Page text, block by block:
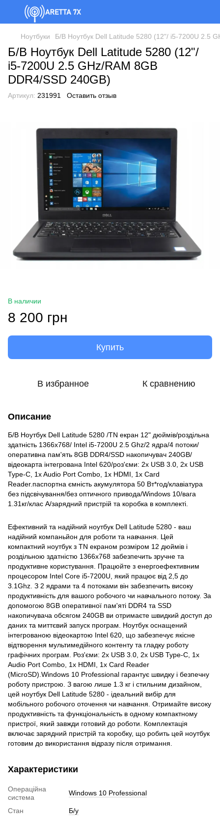
Ноутбуки Б/В Ноутбук Dell Latitude 5280 (12"/ i5-7200U 2.5
Б/В Ноутбук Dell Latitude 5280 (12"/
i5-7200U 2.5 GHz/RAM 8GB
DDR4/SSD 240GB)
Артикул: 231991 Оставить отзыв
В наличии
8 200 грн
Купить
В избранное К сравнению
Описание
Б/В Ноутбук Dell Latitude 5280 /TN екран 12" дюймів/роздільна
здатність 1366x768/ Intel i5-7200U 2.5 Ghz/2 ядра/4 потоки/
оперативна пам'ять 8GB DDR4/SSD накопичувач 240GB/
відеокарта інтегрована Intel 620/роз'єми: 2x USB 3.0, 2x USB
Type-C, 1x Audio Port Combo, 1x HDMI, 1x Card
Reader.паспортна ємність акумулятора 50 Вт*год/клавіатура
без підсвічування/без оптичного привода/Windows 10/вага
1.31кг/клас A/зарядний пристрій та коробка в комплекті.
Ефективний та надійний ноутбук Dell Latitude 5280 - ваш
надійний компаньйон для роботи та навчання. Цей
компактний ноутбук з TN екраном розміром 12 дюймів і
роздільною здатністю 1366x768 забезпечить зручне та
продуктивне користування. Працюйте з енергоефективним
процесором Intel Core i5-7200U, який працює від 2,5 до
3.1Ghz. З 2 ядрами та 4 потоками він забезпечить високу
продуктивність для вашого робочого чи навчального потоку. За
допомогою 8GB оперативної пам'яті DDR4 та SSD
накопичувача обсягом 240GB ви отримаєте швидкий доступ до
даних та миттєвий запуск програм. Ноутбук оснащений
інтегрованою відеокартою Intel 620, що забезпечує якісне
відтворення мультимедійного контенту та гладку роботу
графічних програм. Роз'єми: 2x USB 3.0, 2x USB Type-C, 1x
Audio Port Combo, 1x HDMI, 1x Card Reader
(MicroSD).Windows 10 Professional гарантує швидку і безпечну
роботу пристрою. З вагою лише 1.3 кг і стильним дизайном,
цей ноутбук Dell Latitude 5280 - ідеальний вибір для
мобільного робочого оточення чи навчання. Отримайте високу
продуктивність та функціональність в одному компактному
пристрої, який завжди готовий до роботи. Комплектація
включає зарядний пристрій та коробку, що робить цей ноутбук
готовим до використання відразу після отримання.
Характеристики
Операційна
система
Windows 10 Professional
Стан
Б/у